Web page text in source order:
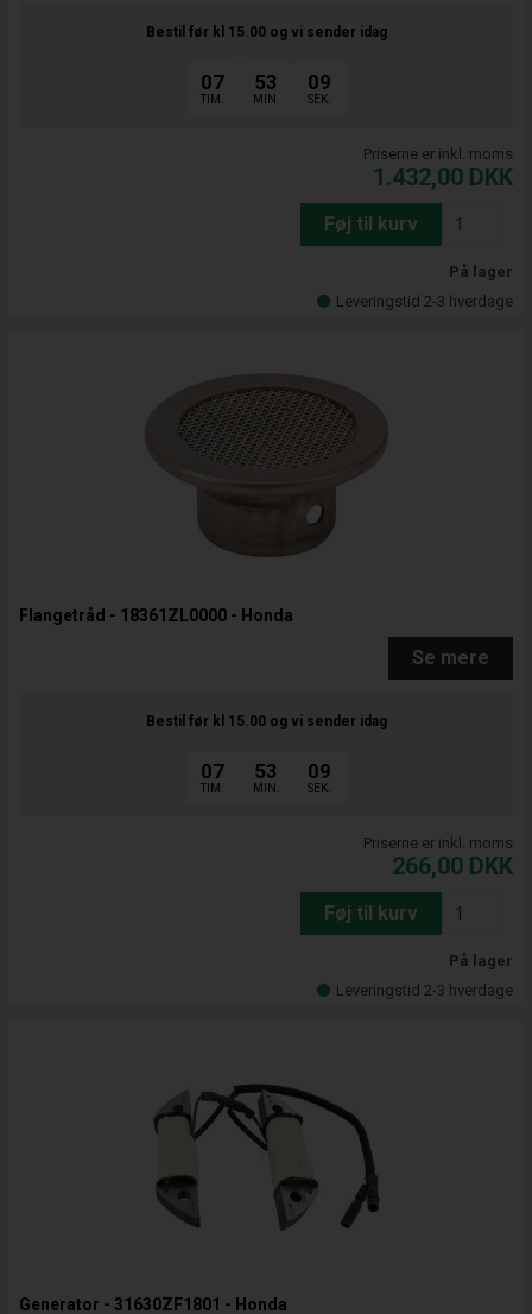
Bestil før kl 15.00 og vi sender idag
07
TIM.
53
MIN.
08
SEK.
Priserne er inkl. moms
1.432,00 DKK
Føj til kurv
På lager
Leveringstid 2-3 hverdage
Flangetråd - 18361ZL0000 - Honda
Se mere
Bestil før kl 15.00 og vi sender idag
07
TIM.
53
MIN.
08
SEK.
Priserne er inkl. moms
266,00 DKK
Føj til kurv
På lager
Leveringstid 2-3 hverdage
Generator - 31630ZF1801 - Honda